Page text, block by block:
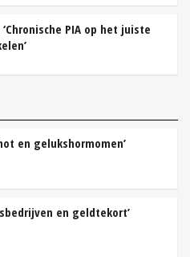
PIA op het juiste
en gelukshormomen’
en geldtekort’